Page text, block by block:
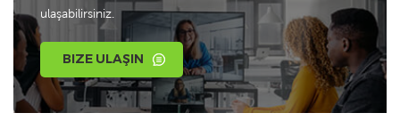
ulaşabilirsiniz.
BIZE ULAŞIN